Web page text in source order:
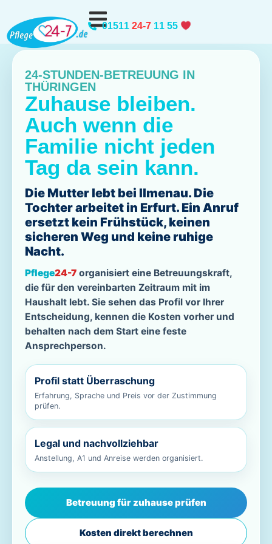
01511 24-711 55
Thüringen
24-STUNDEN-BETREUUNG IN
THÜRINGEN
Zuhause bleiben.
Auch wenn die
Familie nicht jeden
Tag da sein kann.
Die Mutter lebt bei Ilmenau. Die
Tochter arbeitet in Erfurt. Ein Anruf
ersetzt kein Frühstück, keinen
sicheren Weg und keine ruhige
Nacht.
Pflege24-7 organisiert eine Betreuungskraft,
die für den vereinbarten Zeitraum mit im
Haushalt lebt. Sie sehen das Profil vor Ihrer
Entscheidung, kennen die Kosten vorher und
behalten nach dem Start eine feste
Ansprechperson.
Profil statt Überraschung
Erfahrung, Sprache und Preis vor der Zustimmung
prüfen.
Legal und nachvollziehbar
Anstellung, A1 und Anreise werden organisiert.
Betreuung für zuhause prüfen
Kosten direkt berechnen